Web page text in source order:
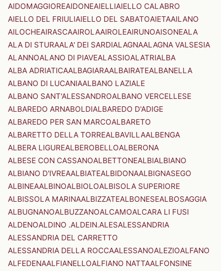
AIDOMAGGIOREAIDONEAIELLIAIELLO CALABRO
AIELLO DEL FRIULIAIELLO DEL SABATOAIETAAILANO
AILOCHEAIRASCAAIROLAAIROLEAIRUNOAISONEALA
ALA DI STURAALA' DEI SARDIALAGNAALAGNA VALSESIA
ALANNOALANO DI PIAVEALASSIOALATRIALBA
ALBA ADRIATICAALBAGIARAALBAIRATEALBANELLA
ALBANO DI LUCANIAALBANO LAZIALE
ALBANO SANT'ALESSANDROALBANO VERCELLESE
ALBAREDO ARNABOLDIALBAREDO D'ADIGE
ALBAREDO PER SAN MARCOALBARETO
ALBARETTO DELLA TORREALBAVILLAALBENGA
ALBERA LIGUREALBEROBELLOALBERONA
ALBESE CON CASSANOALBETTONEALBIALBIANO
ALBIANO D'IVREAALBIATEALBIDONAALBIGNASEGO
ALBINEAALBINOALBIOLOALBISOLA SUPERIORE
ALBISSOLA MARINAALBIZZATEALBONESEALBOSAGGIA
ALBUGNANOALBUZZANOALCAMOALCARA LI FUSI
ALDENOALDINO .ALDEIN.ALESALESSANDRIA
ALESSANDRIA DEL CARRETTO
ALESSANDRIA DELLA ROCCAALESSANOALEZIOALFANO
ALFEDENAALFIANELLOALFIANO NATTAALFONSINE